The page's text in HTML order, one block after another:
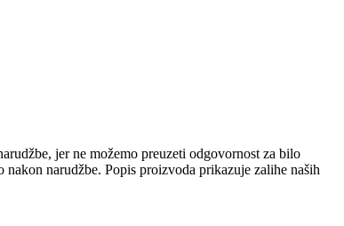
jer ne možemo preuzeti odgovornost za bilo
narudžbe. Popis proizvoda prikazuje zalihe naših